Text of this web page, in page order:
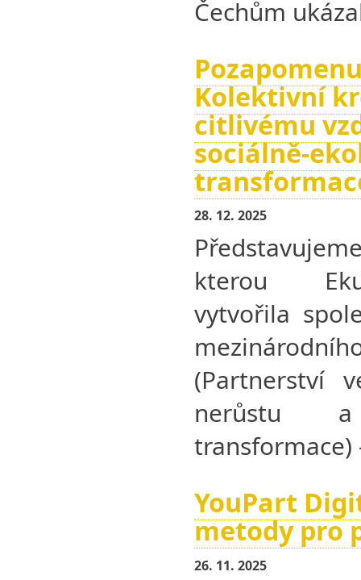
Čechům
Kolektivní
citlivému
sociálně-
28. 12. 2025
kterou
vytvořila
(Partnerství
nerůstu a
transformace)
YouPart
metody pro
26. 11. 2025